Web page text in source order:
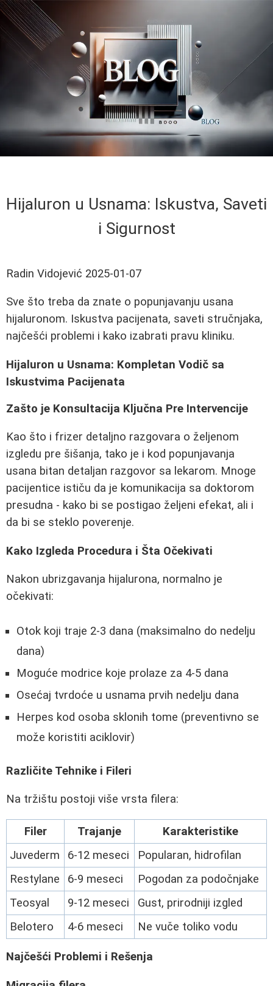
Hijaluron u Usnama: Iskustva, Saveti
i Sigurnost
Radin Vidojević 2025-01-07
Sve što treba da znate o popunjavanju usana
hijaluronom. Iskustva pacijenata, saveti stručnjaka,
najčešći problemi i kako izabrati pravu kliniku.
Hijaluron u Usnama: Kompletan Vodič sa
Iskustvima Pacijenata
Zašto je Konsultacija Ključna Pre Intervencije
Kao što i frizer detaljno razgovara o željenom
izgledu pre šišanja, tako je i kod popunjavanja
usana bitan detaljan razgovor sa lekarom. Mnoge
pacijentice ističu da je komunikacija sa doktorom
presudna - kako bi se postigao željeni efekat, ali i
da bi se steklo poverenje.
Kako Izgleda Procedura i Šta Očekivati
Nakon ubrizgavanja hijalurona, normalno je
očekivati:
Otok koji traje 2-3 dana (maksimalno do nedelju
dana)
Moguće modrice koje prolaze za 4-5 dana
Osećaj tvrdoće u usnama prvih nedelju dana
Herpes kod osoba sklonih tome (preventivno se
može koristiti aciklovir)
Različite Tehnike i Fileri
Na tržištu postoji više vrsta filera:
Filer Trajanje
Karakteristike
Juvederm
6-12 meseci
Popularan, hidrofilan
Restylane
6-9 meseci
Pogodan za podočnjake
Teosyal
9-12 meseci
Gust, prirodniji izgled
Belotero
4-6 meseci Ne vuče toliko vodu
Najčešći Problemi i Rešenja